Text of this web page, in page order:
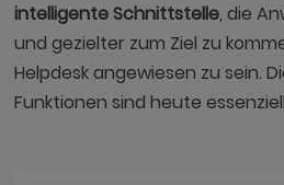
intelligente Schnittstelle, die
und gezielter zum Ziel zu
Helpdesk angewiesen zu sein.
Funktionen sind heute